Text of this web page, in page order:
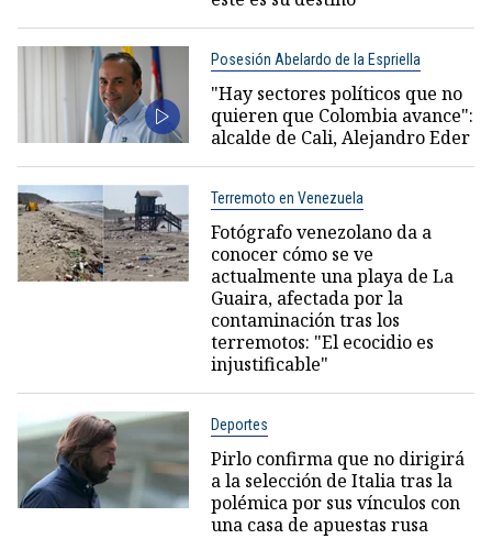
Posesión Abelardo de la Espriella
"Hay sectores políticos que no
quieren que Colombia avance":
alcalde de Cali, Alejandro Eder
Terremoto en Venezuela
Fotógrafo venezolano da a
conocer cómo se ve
actualmente una playa de La
Guaira, afectada por la
contaminación tras los
terremotos: "El ecocidio es
injustificable"
Deportes
Pirlo confirma que no dirigirá
a la selección de Italia tras la
polémica por sus vínculos con
una casa de apuestas rusa